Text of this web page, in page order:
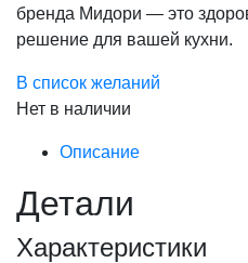
бренда Мидори — это
решение для вашей кухни.
В список желаний
Нет в наличии
Описание
Детали
Характеристики